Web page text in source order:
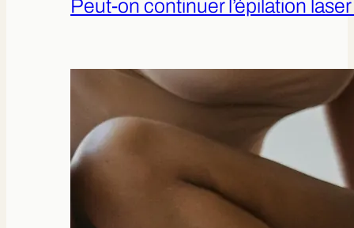
Peut-on continuer l’épilation